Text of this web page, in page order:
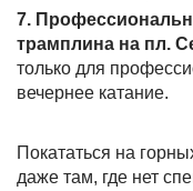
7.
трамплина на пл.
только для
вечернее катание.
Покататься на
даже там, где нет